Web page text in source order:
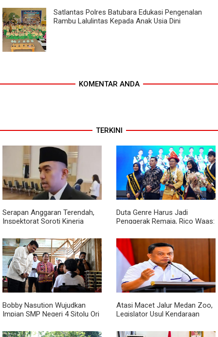
Satlantas Polres Batubara Edukasi Pengenalan
Rambu Lalulintas Kepada Anak Usia Dini
KOMENTAR ANDA
TERKINI
Serapan Anggaran Terendah,
Inspektorat Soroti Kinerja
Duta Genre Harus Jadi
Penggerak Remaja, Rico Waas:
Acara
Bobby Nasution Wujudkan
Impian SMP Negeri 4 Sitolu Ori
Atasi Macet Jalur Medan Zoo,
Legislator Usul Kendaraan
Royal Sumatera